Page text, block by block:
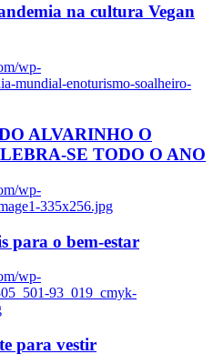
na cultura Vegan
wp-
mundial-enoturismo-soalheiro-
ALVARINHO O
SE TODO O ANO
wp-
335x256.jpg
para o bem-estar
wp-
93_019_cmyk-
para vestir